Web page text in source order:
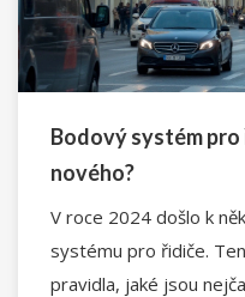
Bodový systém pro
nového?
V roce 2024 došlo k
systému pro řidiče.
pravidla, jaké jsou